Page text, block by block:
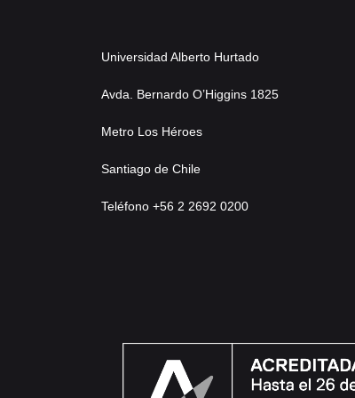
Universidad Alberto Hurtado
Avda. Bernardo O’Higgins 1825
Metro Los Héroes
Santiago de Chile
Teléfono +56 2 2692 0200